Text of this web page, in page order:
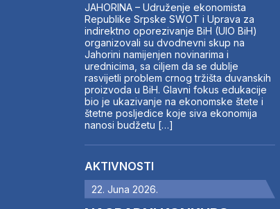
JAHORINA – Udruženje ekonomista
Republike Srpske SWOT i Uprava za
indirektno oporezivanje BiH (UIO BiH)
organizovali su dvodnevni skup na
Jahorini namijenjen novinarima i
urednicima, sa ciljem da se dublje
rasvijetli problem crnog tržišta duvanskih
proizvoda u BiH. Glavni fokus edukacije
bio je ukazivanje na ekonomske štete i
štetne posljedice koje siva ekonomija
nanosi budžetu […]
AKTIVNOSTI
22. Juna 2026.